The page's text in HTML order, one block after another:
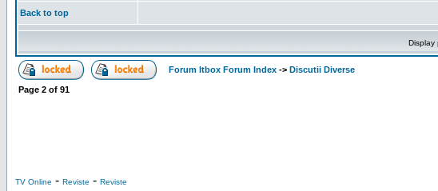
Back to top
Display
Forum Itbox Forum Index -> Discutii Diverse
Page 2 of 91
TV Online - Reviste - Reviste